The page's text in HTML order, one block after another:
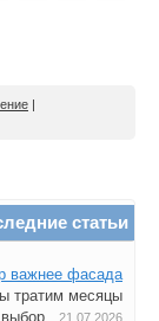
|
статьи
важнее фасада
тратим месяцы
21.07.2026